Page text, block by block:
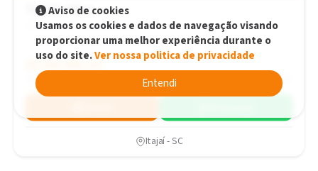
Toyota Hilux
CS 4X4 TOP Automático
R$248.990,00
R$248.990,00
2025 9.000 km
Itajaí - SC
Aviso de cookies
Usamos os cookies e dados de navegação visando
proporcionar uma melhor experiência durante o
uso do site.Ver nossa politica de privacidade
Entendi